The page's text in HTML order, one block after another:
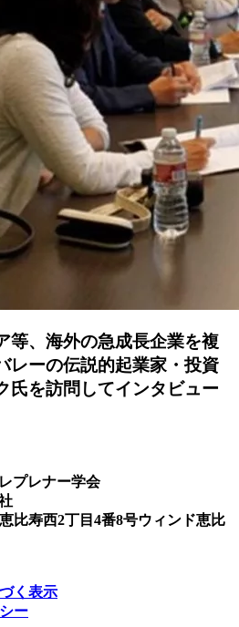
等、海外の急成長企業を複
レーの伝説的起業家・投資
氏を訪問してインタビュー
プレナー学会
比寿西2丁目4番8号ウィンド恵比
く表示
ー